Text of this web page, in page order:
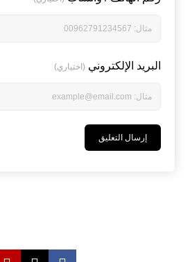
البريد الإلكتروني (اختياري)